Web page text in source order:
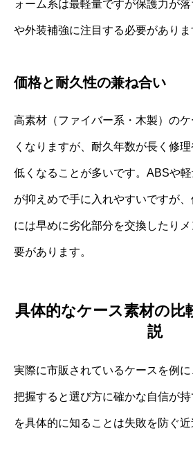
ォーム系は最軽量ですが保護力が
や外装補強に注目する必要がありま
価格と耐久性の兼ね合い
高素材（ファイバー系・木製）の
くなりますが、耐久年数が長く修
低くなることが多いです。ABSや
が抑えめで手に入れやすいですが
には早めに劣化部分を交換したり
要があります。
具体的なケース素材の比
説
実際に市販されているケースを例
把握すると選び方に確かな自信が
を具体的に知ることは失敗を防ぐ近